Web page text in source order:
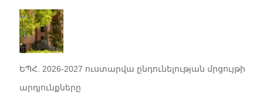
ԵՊՀ. 2026-2027 ուստարվա ընդունելության մրցույթի
արդյունքները